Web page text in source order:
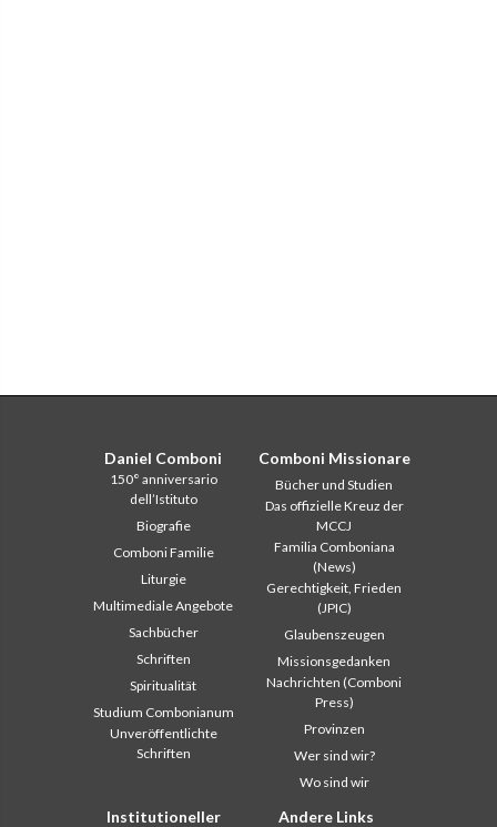
Daniel Comboni
150° anniversario
dell’Istituto
Biografie
Comboni Familie
Liturgie
Multimediale Angebote
Sachbücher
Schriften
Spiritualität
Studium Combonianum
Unveröffentlichte
Schriften
Comboni Missionare
Bücher und Studien
Das offizielle Kreuz der
MCCJ
Familia Comboniana
(News)
Gerechtigkeit, Frieden
(JPIC)
Glaubenszeugen
Missionsgedanken
Nachrichten (Comboni
Press)
Provinzen
Wer sind wir?
Wo sind wir
Institutioneller
Andere Links